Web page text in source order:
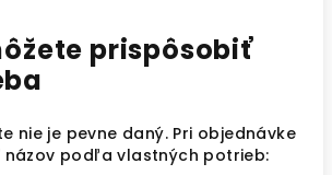
prispôsobiť
nie je pevne daný. Pri objednávke
názov podľa vlastných potrieb: